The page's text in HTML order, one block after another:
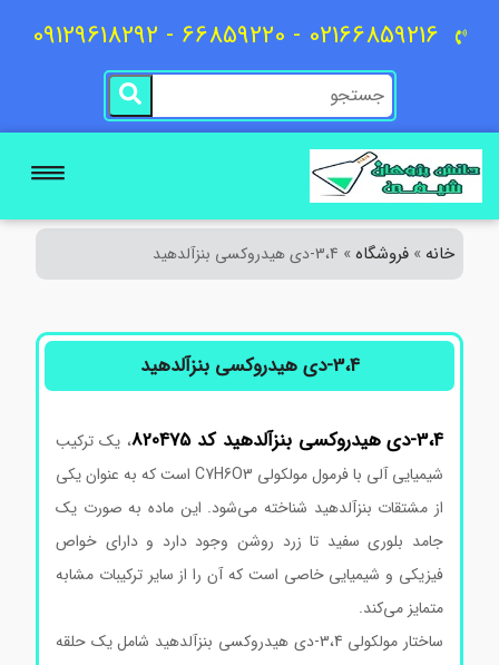
02166859216 - 66859220 - 09129618292
خانه»فروشگاه»3،4-دی هیدروکسی بنزآلدهید
3،4-دی هیدروکسی بنزآلدهید
3،4-دی هیدروکسیبنزآلدهید کد 820475
، یک ترکیب
شیمیایی آلی با فرمول مولکولی C7H6O3 است که به عنوان یکی
از مشتقات بنزآلدهید شناخته می‌شود. این ماده به صورت یک
جامد بلوری سفید تا زرد روشن وجود دارد و دارای خواص
فیزیکی و شیمیایی خاصی است که آن را از سایر ترکیبات مشابه
متمایز می‌کند.
ساختار مولکولی 3،4-دی هیدروکسی بنزآلدهید شامل یک حلقه